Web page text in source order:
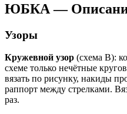
ЮБКА —
Узоры
Кружевной узор (схема В):
схеме только нечётные
вязать по рисунку, накиды
раппорт между стрелками.
раз.